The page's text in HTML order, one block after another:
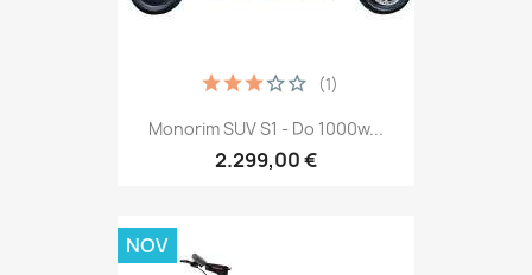
Monorim SUV S1 - Do 1000w...
2.299,00 €
(1)
NOV